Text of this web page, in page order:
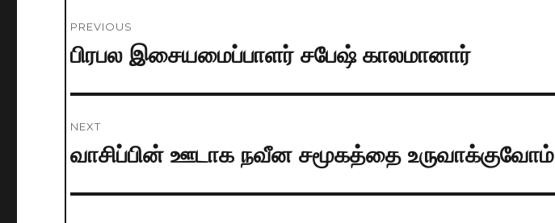
navigation
PREVIOUS
Previous
பிரபல இசையமைப்பாளர் சபேஷ் காலமானார்
NEXT
Next
வாசிப்பின் ஊடாக நவீன சமூகத்தை உருவாக்குவோம்